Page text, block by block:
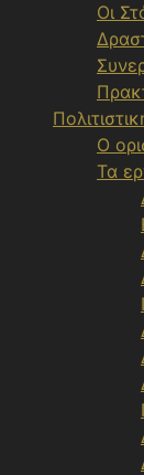
Οι
Ο
Τα